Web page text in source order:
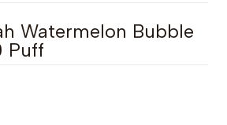
Watermelon Bubble
Puff